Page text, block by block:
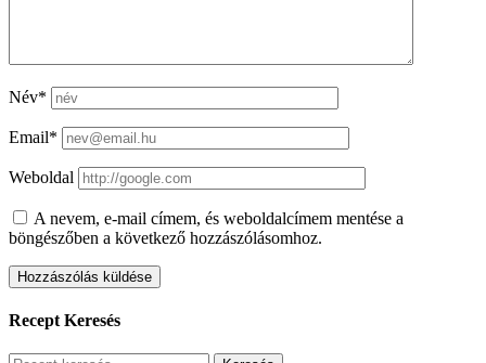
Név*
Email*
Weboldal
A nevem, e-mail címem, és weboldalcímem mentése a
böngészőben a következő hozzászólásomhoz.
Recept Keresés